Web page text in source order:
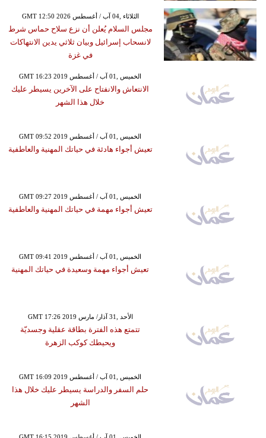
GMT 12:50 2026 الثلاثاء ,04 آب / أغسطس
مجلس السلام يُعلن أن نزع سلاح حماس شرط
لانسحاب إسرائيل وبيان ثلاثي يدين الانتهاكات
في غزة
GMT 16:23 2019 الخميس ,01 آب / أغسطس
الانتعاش والانفتاح على الآخرين يسيطر عليك
خلال هذا الشهر
GMT 09:52 2019 الخميس ,01 آب / أغسطس
تعيش أجواء هادئة في حياتك المهنية والعاطفية
GMT 09:27 2019 الخميس ,01 آب / أغسطس
تعيش أجواء مهمة في حياتك المهنية والعاطفية
GMT 09:41 2019 الخميس ,01 آب / أغسطس
تعيش أجواء مهمة وسعيدة في حياتك المهنية
GMT 17:26 2019 الأحد ,31 آذار/ مارس
تتمتع هذه الفترة بطاقة عقلية وجسديّة
ويحيطك كوكب الزهرة
GMT 16:09 2019 الخميس ,01 آب / أغسطس
حلم السفر والدراسة يسيطر عليك خلال هذا
الشهر